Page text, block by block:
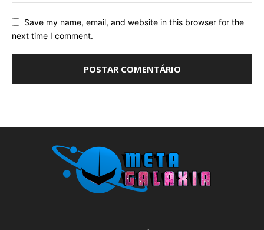
Save my name, email, and website in this browser for the
next time I comment.